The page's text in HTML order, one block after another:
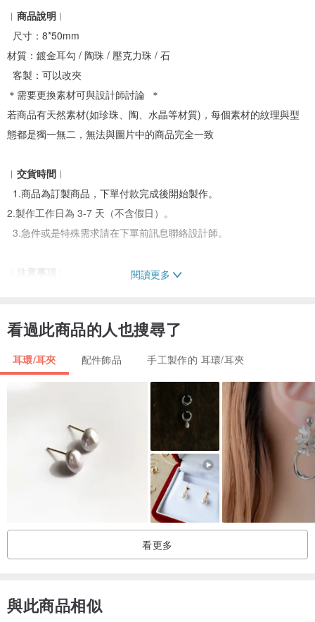
︱ 商品說明 ︱
尺寸：8*50mm
材質：鍍金耳勾 / 陶珠 / 壓克力珠 / 石
客製：可以改夾
＊需要更換素材可與設計師討論 ＊
若商品有天然素材(如珍珠、陶、水晶等材質)，每個素材的紋理與型
態都是獨一無二，無法與圖片中的商品完全一致
︱ 交貨時間 ︱
1.商品為訂製商品，下單付款完成後開始製作。
2.製作工作日為 3-7 天（不含假日）。
3.急件或是特殊需求請在下單前訊息聯絡設計師。
注意事項
避免互相碰撞造成刮傷受損。
4.因拍攝光線與每台電腦螢幕顏色及解析度不同，照片與實品顏色可
能會有些許差異，實際顏色以商品為主。
5.商品為下標後才開始製作，若因不適合、色差、等主觀因素要求退
6.若收到包裹時商品或包裝有毀損情況，請務必拍照保存並聯絡設計
師，我們會盡快為您處理。
如可接受上述事項再行下單，謝謝您：）
閱讀更多
看過此商品的人也搜尋了
耳環/耳夾 配件飾品 手工製作的 耳環/耳夾
看更多
與此商品相似